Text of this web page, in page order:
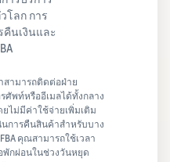
โลก การ
นเงินและ
สามารถติดต่อฝ่าย
ศัพท์หรืออีเมลได้ทั้งกลาง
ไม่มีค่าใช้จ่ายเพิ่มเติม
นการคืนสินค้าสำหรับบาง
คุณสามารถใช้เวลา
กผ่อนในช่วงวันหยุด